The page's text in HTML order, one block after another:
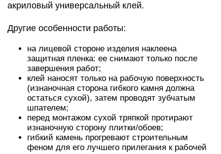
акриловый универсальный клей.
Другие особенности работы:
на лицевой стороне изделия наклеена
защитная пленка: ее снимают только после
завершения работ;
клей наносят только на рабочую поверхность
(изнаночная сторона гибкого камня должна
остаться сухой), затем проводят зубчатым
шпателем;
перед монтажом сухой тряпкой протирают
изнаночную сторону плитки/обоев;
гибкий камень прогревают строительным
феном для его лучшего прилегания к рабочей